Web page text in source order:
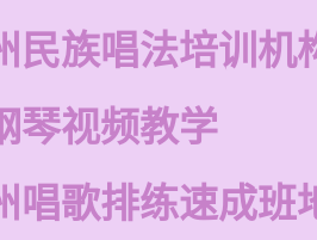
民族唱法培训机
琴视频教学
唱歌排练速成班